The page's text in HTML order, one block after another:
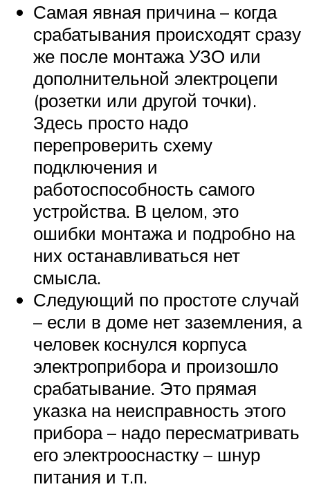
Самая явная причина – когда
срабатывания происходят сразу
же после монтажа УЗО или
дополнительной электроцепи
(розетки или другой точки).
Здесь просто надо
перепроверить схему
подключения и
работоспособность самого
устройства. В целом, это
ошибки монтажа и подробно на
них останавливаться нет
смысла.
Следующий по простоте случай
– если в доме нет заземления, а
человек коснулся корпуса
электроприбора и произошло
срабатывание. Это прямая
указка на неисправность этого
прибора – надо пересматривать
его электрооснастку – шнур
питания и т.п.